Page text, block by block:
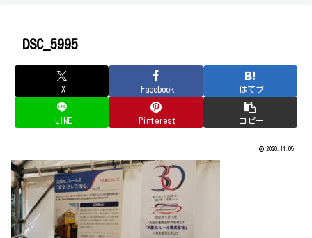
DSC_5995
X Facebook はてブ
LINE Pinterest コピー
2020.11.05